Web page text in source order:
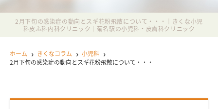
2月下旬の感染症の動向とスギ花粉飛散について・・・｜きくな小児
科皮ふ科内科クリニック｜菊名駅の小児科・皮膚科クリニック
i
ホーム きくなコラム
小児科
2月下旬の感染症の動向とスギ花粉飛散について・・・